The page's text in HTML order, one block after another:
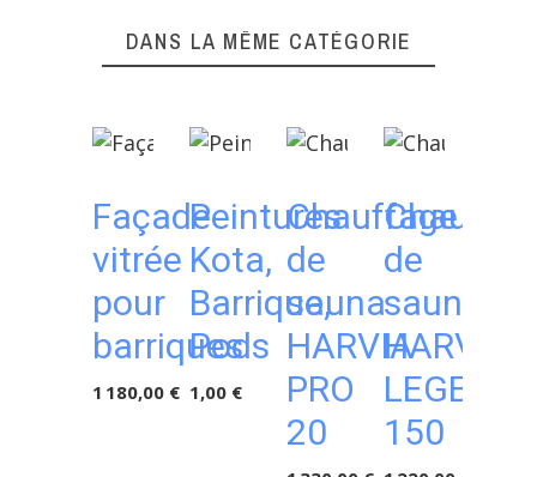
DANS LA MÊME CATÉGORIE
Façade
vitrée
pour
barriques
1 180,00 €
Peintures
Kota,
Barrique,
Pods
1,00 €
Chauffage
de
sauna
HARVIA
PRO
20
de
sauna
HARVIA
LEGEND
150